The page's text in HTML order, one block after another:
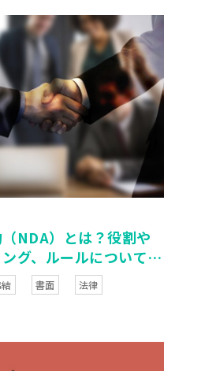
NDA）とは？役割や
グ、ルールについて解
書面 法律